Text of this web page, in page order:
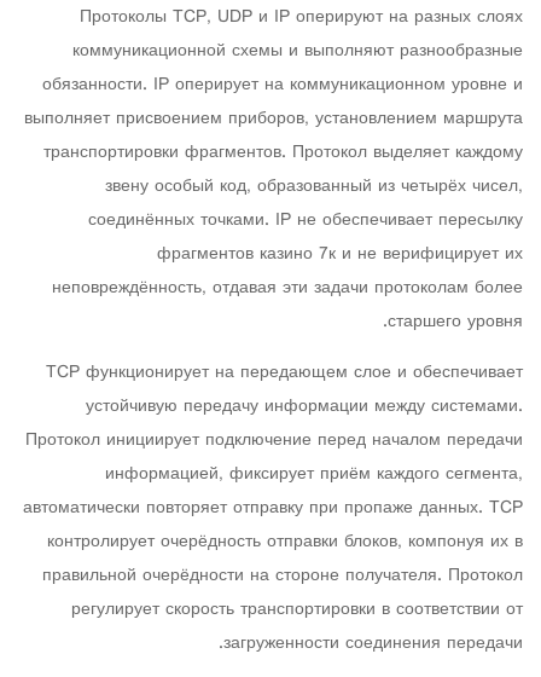
Протоколы TCP, UDP и IP оперируют на разных слоях
коммуникационной схемы и выполняют разнообразные
обязанности. IP оперирует на коммуникационном уровне и
выполняет присвоением приборов, установлением маршрута
транспортировки фрагментов. Протокол выделяет каждому
звену особый код, образованный из четырёх чисел,
соединённых точками. IP не обеспечивает пересылку
фрагментов казино 7к и не верифицирует их
неповреждённость, отдавая эти задачи протоколам более
старшего уровня.
TCP функционирует на передающем слое и обеспечивает
устойчивую передачу информации между системами.
Протокол инициирует подключение перед началом передачи
информацией, фиксирует приём каждого сегмента,
автоматически повторяет отправку при пропаже данных. TCP
контролирует очерёдность отправки блоков, компонуя их в
правильной очерёдности на стороне получателя. Протокол
регулирует скорость транспортировки в соответствии от
загруженности соединения передачи.